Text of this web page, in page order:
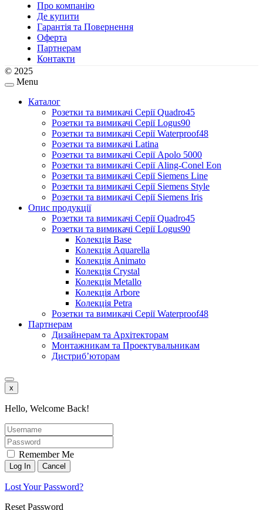
Про компанію
Де купити
Гарантія та Повернення
Оферта
Партнерам
Контакти
© 2025
Menu
Каталог
Розетки та вимикачі Серії Quadro45
Розетки та вимикачі Серії Logus90
Розетки та вимикачі Серії Waterproof48
Розетки та вимикачі Latina
Розетки та вимикачі Серії Apolo 5000
Розетки та вимикачі Серії Aling-Conel Eon
Розетки та вимикачі Серії Siemens Line
Розетки та вимикачі Серії Siemens Style
Розетки та вимикачі Серії Siemens Iris
Опис продукції
Розетки та вимикачі Серії Quadro45
Розетки та вимикачі Серії Logus90
Колекція Base
Колекція Aquarella
Колекція Animato
Колекція Crystal
Колекція Metallo
Колекція Arbore
Колекція Petra
Розетки та вимикачі Серії Waterproof48
Партнерам
Дизайнерам та Архітекторам
Монтажникам та Проектувальникам
Дистриб’юторам
x
Hello, Welcome Back!
Remember Me
Lost Your Password?
Reset Password